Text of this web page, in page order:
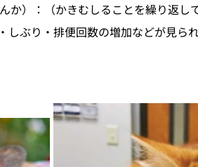
か）：（かきむしることを繰り返し
ぶり・排便回数の増加などが見ら